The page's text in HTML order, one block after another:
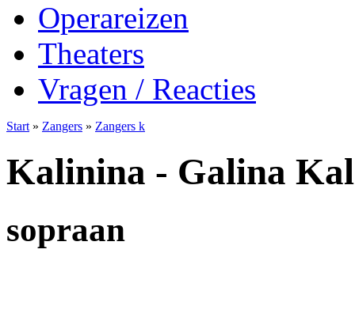
Operareizen
Theaters
Vragen / Reacties
Start » Zangers » Zangers k
Kalinina - Galina
sopraan